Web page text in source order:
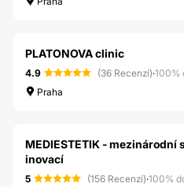
PLATONOVA clinic
4.9 (36 Recenzí)·100%
Praha
MEDIESTETIK -
inovací
5 (156 Recenzí)·100%